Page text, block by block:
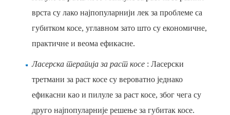
врста су лако најпопуларнији лек за проблеме са
губитком косе, углавном зато што су економичне,
практичне и веома ефикасне.
Ласерска терапија за раст косе : Ласерски
третмани за раст косе су вероватно једнако
ефикасни као и пилуле за раст косе, због чега су
друго најпопуларније решење за губитак косе.